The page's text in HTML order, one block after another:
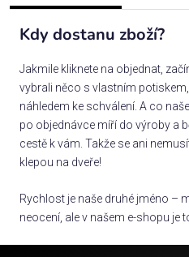
Kdy dostanu zboží?
Jakmile kliknete na objednat,
vybrali něco s vlastním
náhledem ke schválení. A co
po objednávce míří do výroby a
cestě k vám. Takže se ani
klepou na dveře!
Rychlost je naše druhé jméno –
neocení, ale v našem e-shopu je